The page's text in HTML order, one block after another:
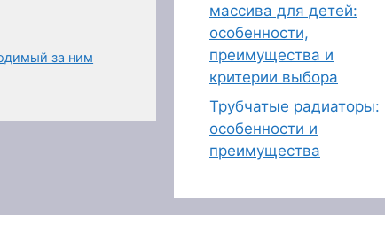
за ним
массива для детей:
особенности,
преимущества и
критерии выбора
Трубчатые радиаторы:
особенности и
преимущества